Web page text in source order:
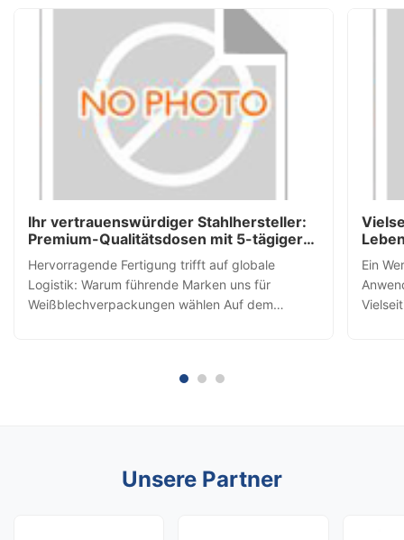
Ihr vertrauenswürdiger Stahlhersteller:
Premium-Qualitätsdosen mit 5-tägiger
schneller Lieferung weltweit
Hervorragende Fertigung trifft auf globale
Logistik: Warum führende Marken uns für
Weißblechverpackungen wählen Auf dem
Lieferanten finden, der kompromisslose
Ein
Unsere Partner